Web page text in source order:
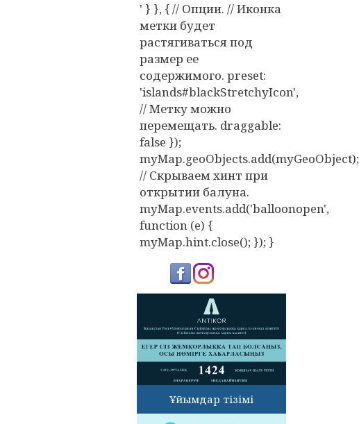
' } }, { // Опции. // Иконка
метки будет
растягиваться под
размер ее
содержимого. preset:
'islands#blackStretchyIcon',
// Метку можно
перемещать. draggable:
false });
myMap.geoObjects.add(myGeoObject);
// Скрываем хинт при
открытии балуна.
myMap.events.add('balloonopen',
function (e) {
myMap.hint.close(); }); }
Ұйымдар тізімі